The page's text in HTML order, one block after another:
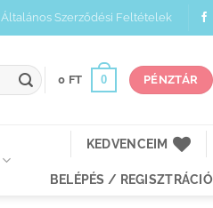
Általános Szerződési Feltételek
0 FT 0 PÉNZTÁR
KEDVENCEIM
BELÉPÉS / REGISZTRÁCIÓ